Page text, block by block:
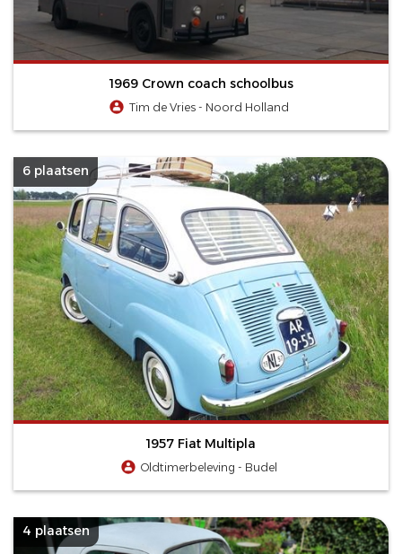
1969 Crown coach schoolbus
Tim de Vries - Noord Holland
6 plaatsen
1957 Fiat Multipla
Oldtimerbeleving - Budel
4 plaatsen